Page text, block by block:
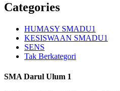
Categories
HUMASY SMADU1
KESISWAAN SMADU1
SENS
Tak Berkategori
SMA Darul Ulum 1